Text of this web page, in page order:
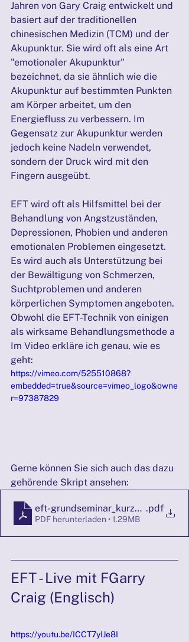
Jahren von Gary Craig entwickelt und
basiert auf der traditionellen
chinesischen Medizin (TCM) und der
Akupunktur. Sie wird oft als eine Art
"emotionaler Akupunktur"
bezeichnet, da sie ähnlich wie die
Akupunktur auf bestimmten Punkten
am Körper arbeitet, um den
Energiefluss zu verbessern. Im
Gegensatz zur Akupunktur werden
jedoch keine Nadeln verwendet,
sondern der Druck wird mit den
Fingern ausgeübt.
EFT wird oft als Hilfsmittel bei der
Behandlung von Angstzuständen,
Depressionen, Phobien und anderen
emotionalen Problemen eingesetzt.
Es wird auch als Unterstützung bei
der Bewältigung von Schmerzen,
Suchtproblemen und anderen
körperlichen Symptomen angeboten.
Obwohl die EFT-Technik von einigen
als wirksame Behandlungsmethode a
Im Video erkläre ich genau, wie es
geht:
https://vimeo.com/525510868?
embedded=true&source=vimeo_logo&owne
r=97387829
Gerne können Sie sich auch das dazu
gehörende Skript ansehen:
eft-grundseminar_kurz_2011
.pdf
PDF herunterladen • 1.29MB
EFT - Live mit FGarry
Craig (Englisch)
https://youtu.be/ICCT7yIJe8I